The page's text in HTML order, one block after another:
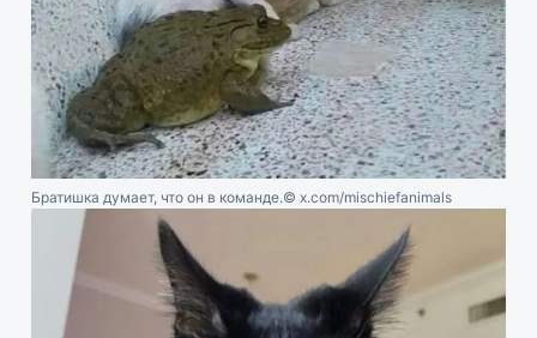
Братишка думает, что он в команде.© x.com/mischiefanimals